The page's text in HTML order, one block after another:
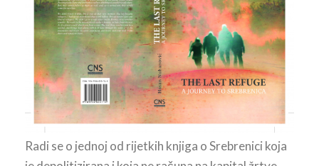
Radi se o jednoj od rijetkih knjiga o Srebrenici koja